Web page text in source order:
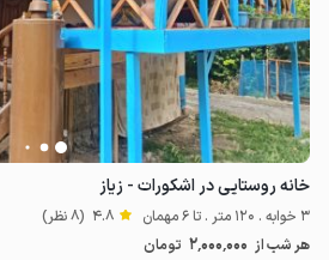
خانه روستایی در اشکورات - زیاز
3 خوابه . 120 متر . تا 6 مهمان 4.8 (8 نظر)
هر شب از 2٬000٬000 تومان